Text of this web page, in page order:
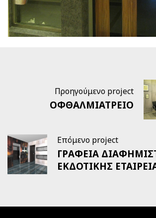
Προηγούμενο project
ΟΦΘΑΛΜΙΑΤΡΕΙΟ
Επόμενο project
ΓΡΑΦΕΙΑ
ΕΚΔΟΤΙΚΗΣ